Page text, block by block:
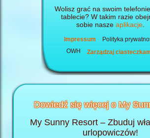
Wolisz grać na swoim
tablecie? W takim razie
sobie nasze aplikacje.
Impressum
Polityka
OWH
Zarządzaj
Dowiedź się więcej o My
My Sunny Resort – Zbuduj
urlopowiczów!